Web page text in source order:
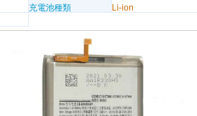
充電池種類
Li-ion